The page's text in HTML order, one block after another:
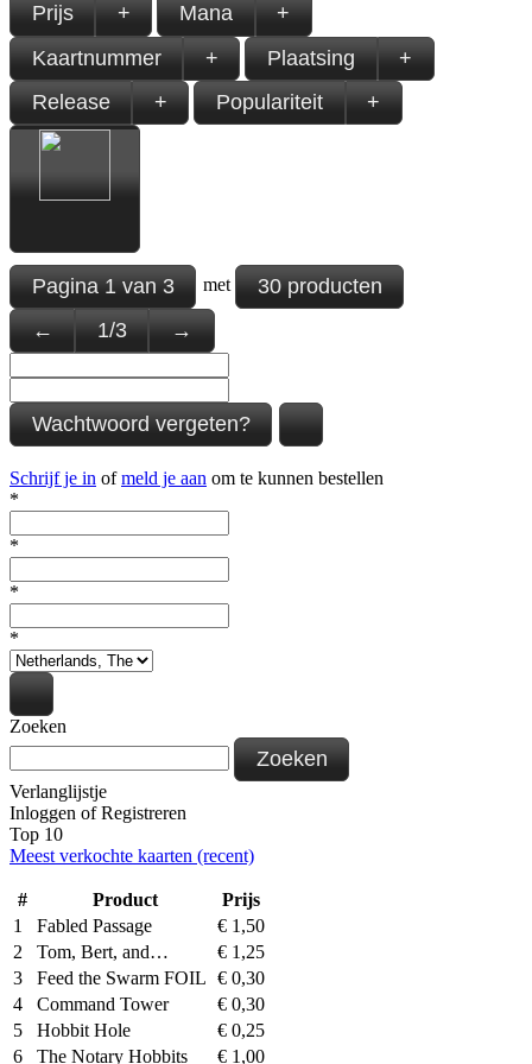
Prijs
+ Mana
+
Kaartnummer
+ Plaatsing
+
Release
+ Populariteit +
Pagina1van3 met
30 producten
←
1/3 →
Wachtwoord vergeten?
Schrijf je in ofmeld je aan om te kunnen bestellen
*
*
*
*
Zoeken
Zoeken
Verlanglijstje
Inloggen ofRegistreren
Top 10
Meest verkochte kaarten (recent)
# Product
Prijs
1
Fabled Passage € 1,50
2
Tom, Bert, and… € 1,25
3
Feed the Swarm FOIL € 0,30
4
Command Tower € 0,30
5
Hobbit Hole € 0,25
6
The Notary Hobbits € 1,00